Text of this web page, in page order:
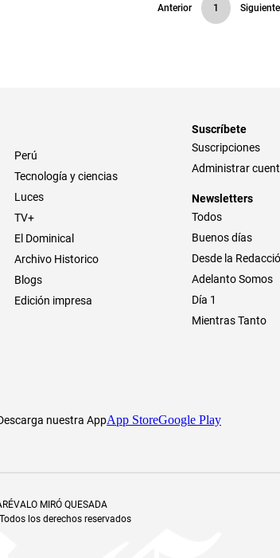
Anterior 1 Siguiente
Perú
Tecnología y ciencias
Luces
TV+
El Dominical
Archivo Historico
Blogs
Edición impresa
Suscríbete
Suscripciones
Administrar
Newsletters
Todos
Buenos días
Desde la
Adelanto Somos
Día 1
Mientras Tanto
nuestra AppApp StoreGoogle Play
MIRÓ QUESADA
los derechos reservados